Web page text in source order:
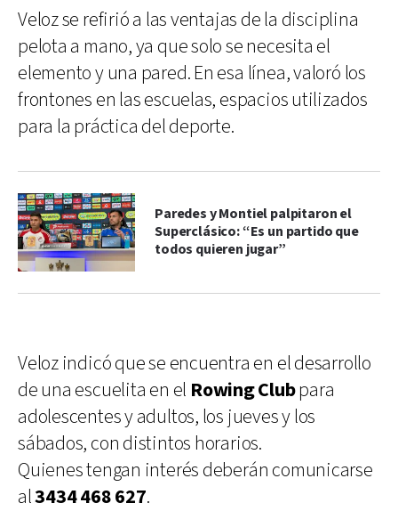
Veloz se refirió a las ventajas de la disciplina
pelota a mano, ya que solo se necesita el
elemento y una pared. En esa línea, valoró los
frontones en las escuelas, espacios utilizados
para la práctica del deporte.
Paredes y Montiel palpitaron el
Superclásico: “Es un partido que
todos quieren jugar”
Veloz indicó que se encuentra en el desarrollo
de una escuelita en el Rowing Clubpara
adolescentes y adultos, los jueves y los
sábados, con distintos horarios.
Quienes tengan interés deberán comunicarse
al3434 468 627.